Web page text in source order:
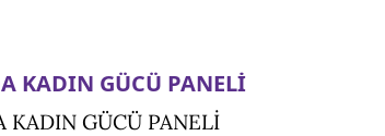
KADIN GÜCÜ PANELİ
KADIN GÜCÜ PANELİ